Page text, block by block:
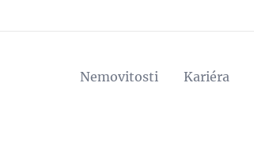
Nemovitosti Kariéra